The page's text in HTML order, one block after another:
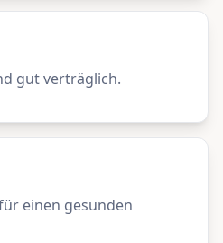
gut verträglich.
einen gesunden